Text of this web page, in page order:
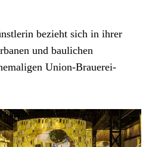
bezieht sich in ihrer
und baulichen
Union-Brauerei-
Pinson